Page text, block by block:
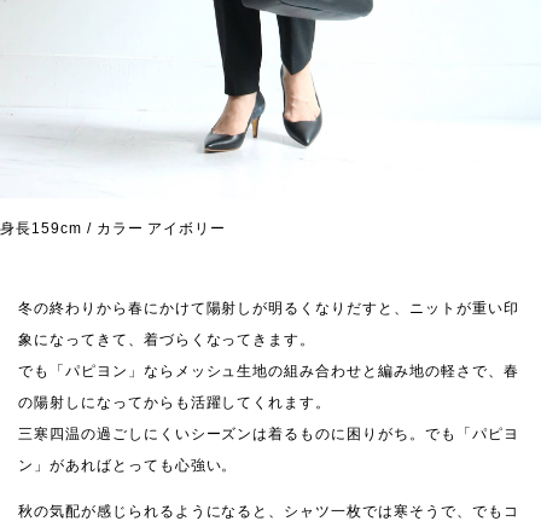
身長159cm / カラー アイボリー
冬の終わりから春にかけて陽射しが明るくなりだすと、ニットが重い印
象になってきて、着づらくなってきます。
でも「パピヨン」ならメッシュ生地の組み合わせと編み地の軽さで、春
の陽射しになってからも活躍してくれます。
三寒四温の過ごしにくいシーズンは着るものに困りがち。でも「パピヨ
ン」があればとっても心強い。
秋の気配が感じられるようになると、シャツ一枚では寒そうで、でもコ